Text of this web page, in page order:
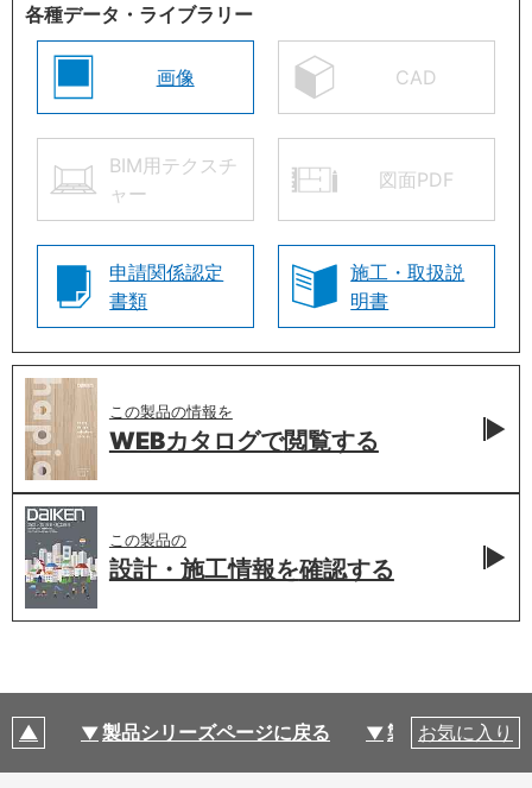
各種データ・ライブラリー
画像 CAD
BIM用テクスチ
ャー
図面PDF
申請関係認定
書類
施工・取扱説
明書
この製品の情報を
WEBカタログで閲覧する
この製品の
設計・施工情報を確認する
製品シリーズページに戻る 製品仕様
お気に入り